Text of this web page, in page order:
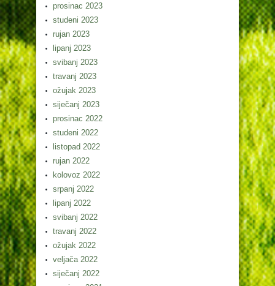
prosinac 2023
studeni 2023
rujan 2023
lipanj 2023
svibanj 2023
travanj 2023
ožujak 2023
siječanj 2023
prosinac 2022
studeni 2022
listopad 2022
rujan 2022
kolovoz 2022
srpanj 2022
lipanj 2022
svibanj 2022
travanj 2022
ožujak 2022
veljača 2022
siječanj 2022